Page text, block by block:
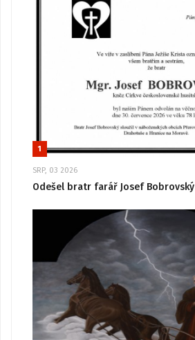
1
SRP, 03 2026
Odešel bratr farář Josef Bobrovský